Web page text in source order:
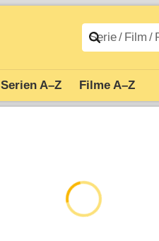
Serien A–Z Filme A–Z